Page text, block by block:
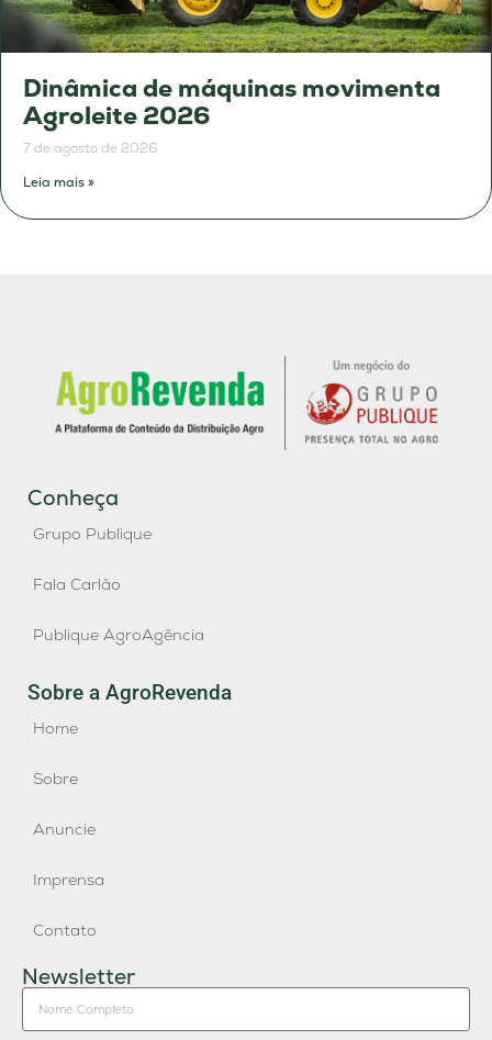
Dinâmica de máquinas movimenta
Agroleite 2026
7 de agosto de 2026
Leia mais »
Conheça
Grupo Publique
Fala Carlão
Publique AgroAgência
Sobre a AgroRevenda
Home
Sobre
Anuncie
Imprensa
Contato
Newsletter